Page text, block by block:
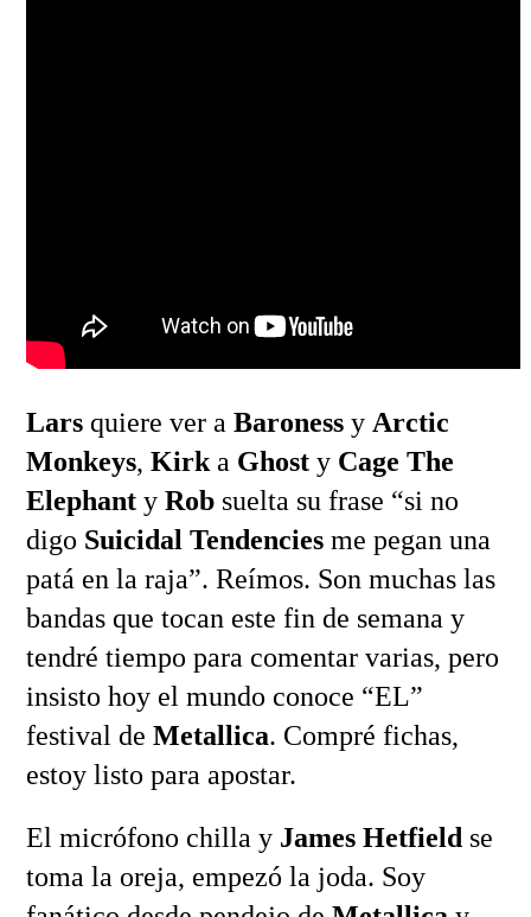
Larsquiere ver a Baronessy Arctic
Monkeys, Kirka Ghosty Cage The
Elephanty Robsuelta su frase “si no
digo Suicidal Tendenciesme pegan una
patá en la raja”. Reímos. Son muchas las
bandas que tocan este fin de semana y
tendré tiempo para comentar varias, pero
insisto hoy el mundo conoce “EL”
festival de Metallica. Compré fichas,
estoy listo para apostar.
El micrófono chilla y James Hetfield se
toma la oreja, empezó la joda. Soy